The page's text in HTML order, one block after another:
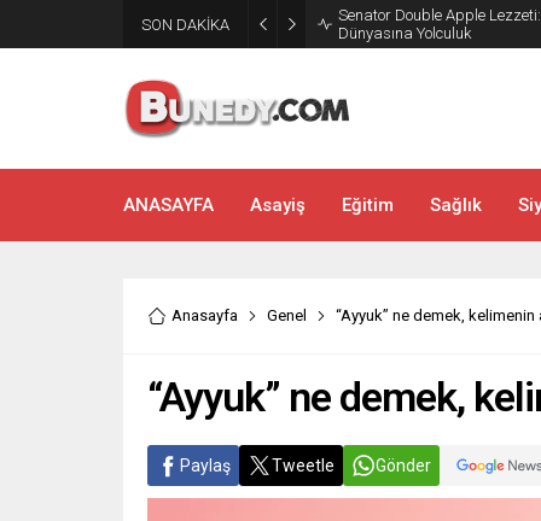
SON DAKİKA
Senator Double Apple
Dünyasına Yolculuk
ANASAYFA Asayiş Eğitim Sağlık
Anasayfa Genel “Ayyuk” ne demek, kelimenin
“Ayyuk” ne demek,
Paylaş Tweetle Gönder